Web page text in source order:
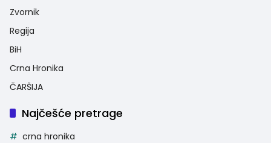
Zvornik
Regija
BiH
Crna Hronika
ČARŠIJA
Najčešće pretrage
crna hronika